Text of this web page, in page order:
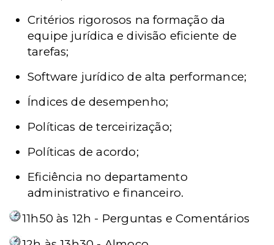
Critérios rigorosos na formação da
equipe jurídica e divisão eficiente de
tarefas;
Software jurídico de alta performance;
Índices de desempenho;
Políticas de terceirização;
Políticas de acordo;
Eficiência no departamento
administrativo e financeiro.
11h50 às 12h - Perguntas e Comentários